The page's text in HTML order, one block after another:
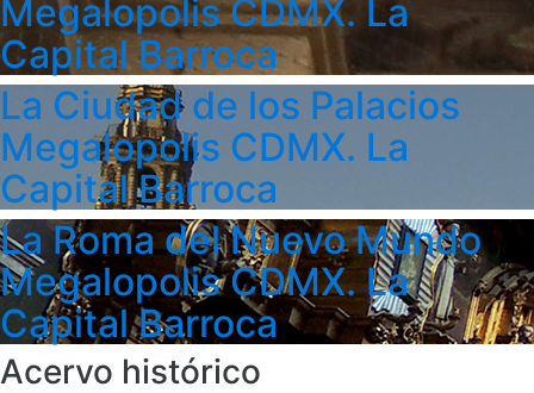
Megalopolis CDMX. La
Capital Barroca
La Ciudad de los Palacios
Megalopolis CDMX. La
Capital Barroca
La Roma del Nuevo Mundo
Megalopolis CDMX. La
Capital Barroca
Acervo histórico